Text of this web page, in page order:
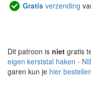
Gratis verzending
Dit patroon is niet gratis
eigen kerststal haken -
garen kun je hier bestellen